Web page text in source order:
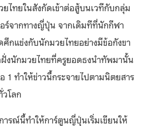
ไทยในสังกัดเข้าต่อสู้บนเวทีกับกลุ่ม
ร์จากทางญี่ปุ่น จากเดิมทีที่นักกีฬา
กแข่งกับนักมวยไทยอย่างมีข้อกังขา
งนักมวยไทยที่ครูยอดธงนำทัพมานั้น
1 ทำให้ข่าวนี้กระจายไปตามนิตยสาร
โลก
ารณ์นี้ทำให้การ์ตูนญี่ปุ่นเริ่มเขียนให้